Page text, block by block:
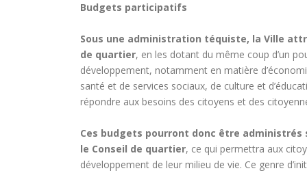
Budgets participatifs
Sous une administration téquiste, la Ville
de quartier, en les dotant du même coup d’un
développement, notamment en matière
santé et de services sociaux, de culture et
répondre aux besoins des citoyens et des
Ces budgets pourront donc être
le Conseil de quartier, ce qui permettra aux
développement de leur milieu de vie. Ce genre